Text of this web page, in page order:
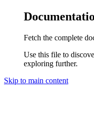
Fetch the complete
Use this file to
exploring further.
Skip to main content